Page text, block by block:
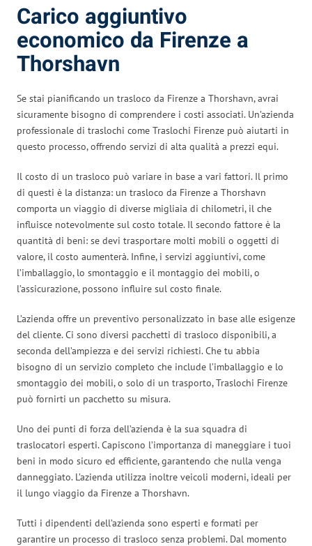
Carico aggiuntivo
economico da Firenze a
Thorshavn
Se stai pianificando un trasloco da Firenze a Thorshavn, avrai
sicuramente bisogno di comprendere i costi associati. Un’azienda
professionale di traslochi come Traslochi Firenze può aiutarti in
questo processo, offrendo servizi di alta qualità a prezzi equi.
Il costo di un trasloco può variare in base a vari fattori. Il primo
di questi è la distanza: un trasloco da Firenze a Thorshavn
comporta un viaggio di diverse migliaia di chilometri, il che
influisce notevolmente sul costo totale. Il secondo fattore è la
quantità di beni: se devi trasportare molti mobili o oggetti di
valore, il costo aumenterà. Infine, i servizi aggiuntivi, come
l’imballaggio, lo smontaggio e il montaggio dei mobili, o
l’assicurazione, possono influire sul costo finale.
L’azienda offre un preventivo personalizzato in base alle esigenze
del cliente. Ci sono diversi pacchetti di trasloco disponibili, a
seconda dell’ampiezza e dei servizi richiesti. Che tu abbia
bisogno di un servizio completo che include l’imballaggio e lo
smontaggio dei mobili, o solo di un trasporto, Traslochi Firenze
può fornirti un pacchetto su misura.
Uno dei punti di forza dell’azienda è la sua squadra di
traslocatori esperti. Capiscono l’importanza di maneggiare i tuoi
beni in modo sicuro ed efficiente, garantendo che nulla venga
danneggiato. L’azienda utilizza inoltre veicoli moderni, ideali per
il lungo viaggio da Firenze a Thorshavn.
Tutti i dipendenti dell’azienda sono esperti e formati per
garantire un processo di trasloco senza problemi. Dal momento